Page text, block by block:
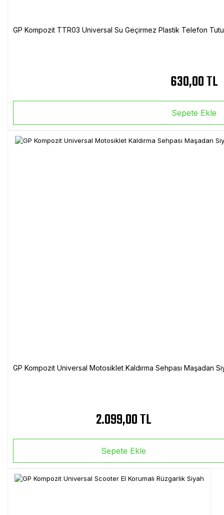
GP Kompozit TTR03 Universal Su Geçirmez Plastik Telefon
630,00 TL
Sepete Ekle
GP Kompozit Universal Motosiklet Kaldırma Sehpası Maşadan
2.099,00 TL
Sepete Ekle